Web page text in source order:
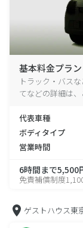
基本料金プラン
トラック・バス
てなどの詳細は
代表車種
ボディタイプ
営業時間
6時間まで5,500
免責補償制度
ゲストハウス東